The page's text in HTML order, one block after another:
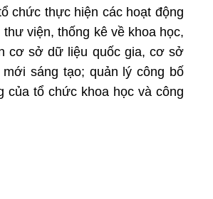
chức thực hiện các hoạt động
viện, thống kê về khoa học,
cơ sở dữ liệu quốc gia, cơ sở
sáng tạo; quản lý công bố
của tổ chức khoa học và công